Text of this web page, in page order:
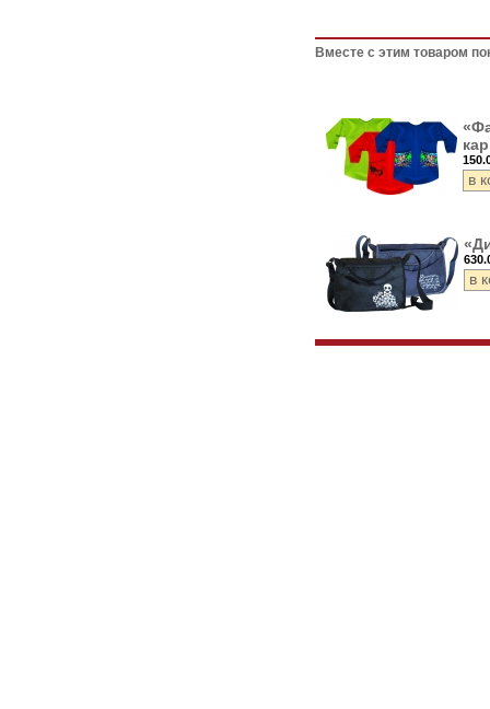
Вместе с этим товаром